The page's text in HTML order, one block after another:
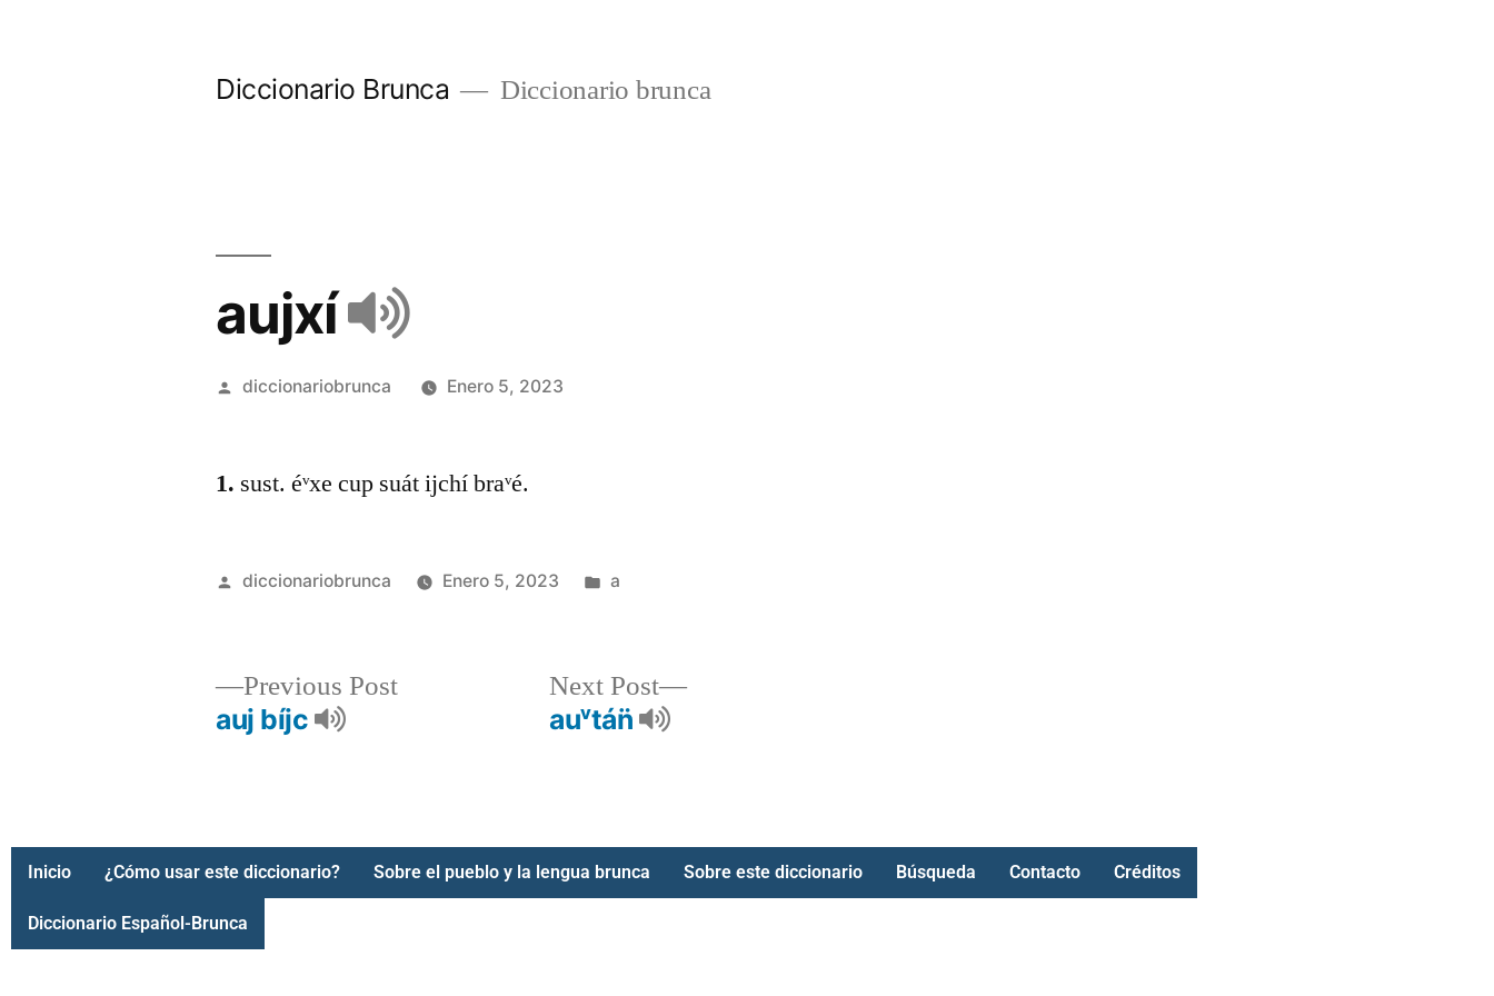
Diccionario Brunca Diccionario brunca
aujxí
diccionariobrunca Enero 5, 2023
1. sust. éᵛxe cup suát ijchí braᵛé.
diccionariobrunca Enero 5, 2023 a
Previous Post
auj bíjc
Next Post
auᵛtán̈
Inicio ¿Cómo usar este diccionario? Sobre el pueblo y la lengua brunca Sobre este diccionario Búsqueda Contacto Créditos
Diccionario Español-Brunca